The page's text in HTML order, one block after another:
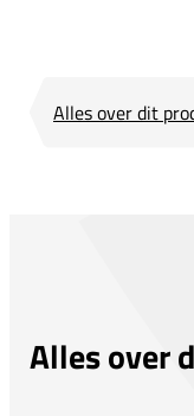
Alles over dit
Alles over